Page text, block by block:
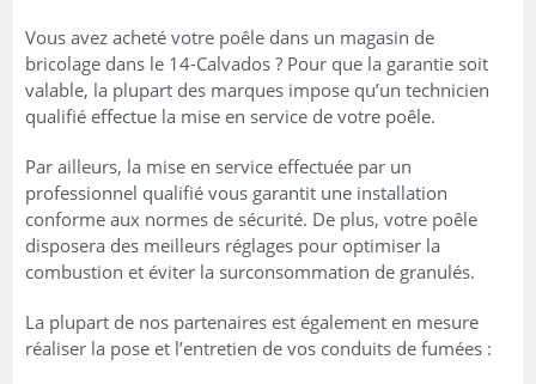
Vous avez acheté votre poêle dans un magasin de
bricolage dans le 14-Calvados ? Pour que la garantie soit
valable, la plupart des marques impose qu’un technicien
qualifié effectue la mise en service de votre poêle.
Par ailleurs, la mise en service effectuée par un
professionnel qualifié vous garantit une installation
conforme aux normes de sécurité. De plus, votre poêle
disposera des meilleurs réglages pour optimiser la
combustion et éviter la surconsommation de granulés.
La plupart de nos partenaires est également en mesure
réaliser la pose et l’entretien de vos conduits de fumées :